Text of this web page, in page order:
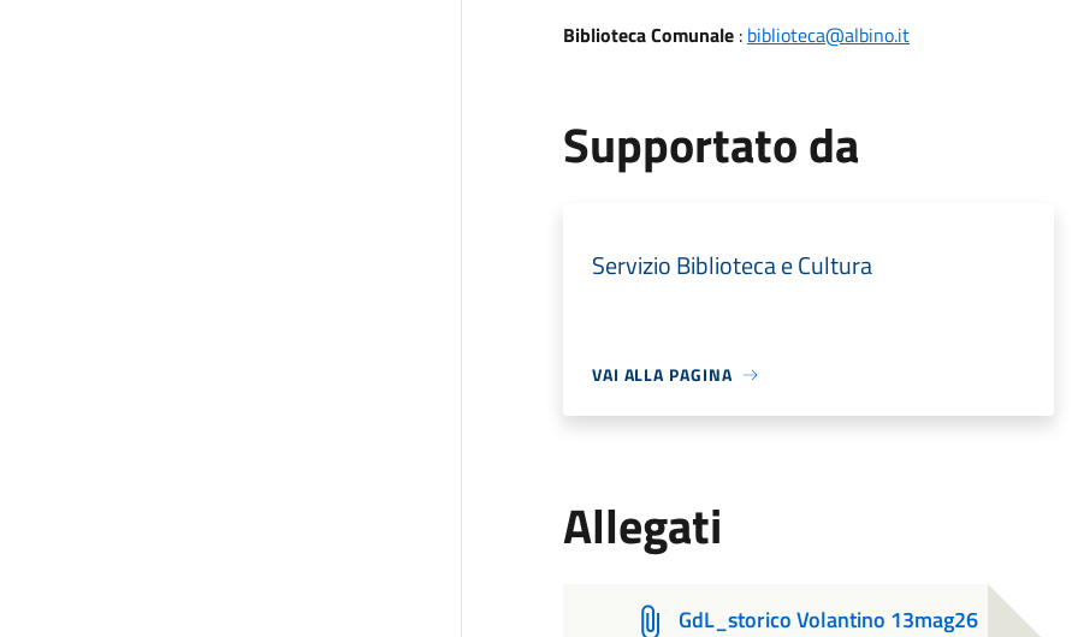
Biblioteca Comunale: biblioteca@albino.it
Supportato da
Servizio Biblioteca e Cultura
VAI ALLA PAGINA
Allegati
GdL_storico Volantino 13mag26